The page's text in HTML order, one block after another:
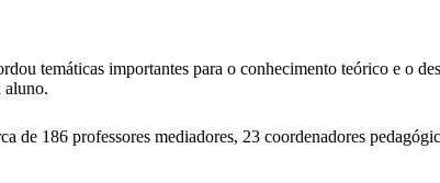
temáticas importantes para o conhecimento teórico e o
aluno.
de 186 professores mediadores, 23 coordenadores